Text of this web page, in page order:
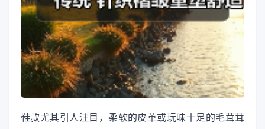
鞋款尤其引人注目，柔软的皮革或玩味十足的毛茸茸